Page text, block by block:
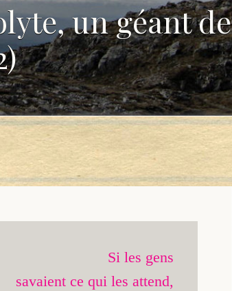
un géant de
Si les gens
savaient ce qui les attend,